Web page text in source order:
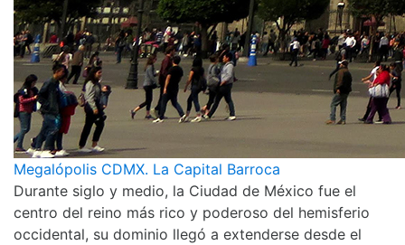
Megalópolis CDMX. La Capital Barroca
Durante siglo y medio, la Ciudad de México fue el
centro del reino más rico y poderoso del hemisferio
occidental, su dominio llegó a extenderse desde el